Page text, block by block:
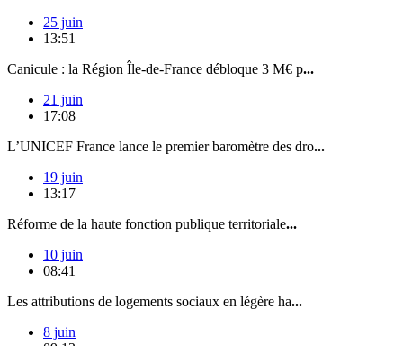
25 juin
13:51
Canicule : la Région Île-de-France débloque 3 M€ p...
21 juin
17:08
L’UNICEF France lance le premier baromètre des dro...
19 juin
13:17
Réforme de la haute fonction publique territoriale...
10 juin
08:41
Les attributions de logements sociaux en légère ha...
8 juin